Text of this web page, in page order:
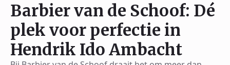
Barbier van de Schoof: Dé
plek voor perfectie in
Hendrik Ido Ambacht